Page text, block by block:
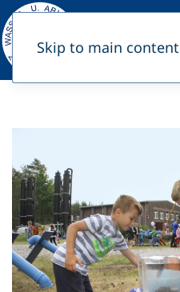
Skip to main content